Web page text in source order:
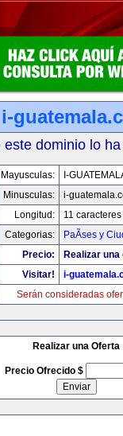
i-
este dominio lo
Mayusculas:
I-
Minusculas:
i-
Longitud:
11 caracteres
Categorias:
PaÃ­ses y
Precio:
Realizar
Visitar!
i-
Serán consideradas
Realizar una Oferta
Precio Ofrecido $